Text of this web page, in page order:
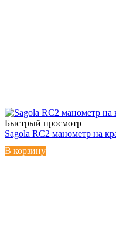
Быстрый просмотр
Sagola RC2 манометр на
В корзину